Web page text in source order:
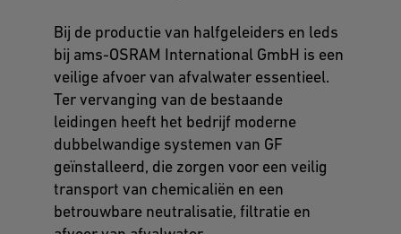
Bij de productie van halfgeleiders en leds
bij ams-OSRAM International GmbH is een
veilige afvoer van afvalwater essentieel.
Ter vervanging van de bestaande
leidingen heeft het bedrijf moderne
dubbelwandige systemen van GF
geïnstalleerd, die zorgen voor een veilig
transport van chemicaliën en een
betrouwbare neutralisatie, filtratie en